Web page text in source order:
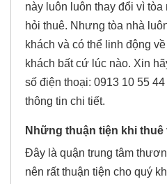
này luôn luôn thay đổi vì
hỏi thuê. Nhưng tòa nhà
khách và có thể linh động
khách bất cứ lúc nào. Xin
số điện thoại: 0913 10 55
thông tin chi tiết.
Những thuận tiện khi
Đây là quận trung tâm
nên rất thuận tiện cho quý